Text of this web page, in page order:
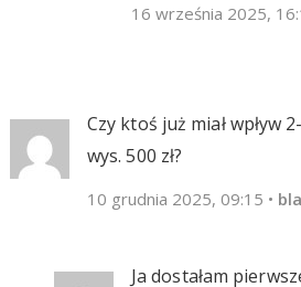
16 września 2025,
Czy ktoś już miał wpływ
wys. 500 zł?
10 grudnia 2025, 09:15 • bla
Ja dostałam